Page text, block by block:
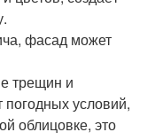
фасад может
трещин и
погодных условий,
облицовке, это